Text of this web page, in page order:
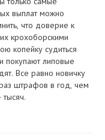
выплат можно
что доверие к
крохоборскими
копейку судиться
покупают липовые
Все равно новичку
штрафов в год, чем